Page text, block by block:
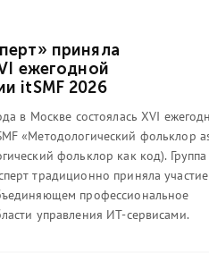
услуг
в
14.05.2022
Цифровой путь
компанией IT
начинается!...
Группа компаний IT
выпустила
сертификации
линейкой
приняла
ежегодной
itSMF 2026
в Москве состоялась XVI
«Методологический фольклор
фольклор как код). Группа
традиционно приняла
профессиональное
управления ИТ-сервисами.